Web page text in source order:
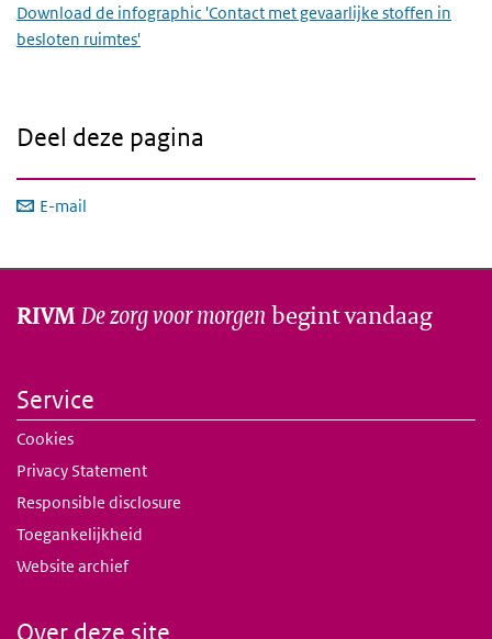
Download de infographic 'Contact met gevaarlijke stoffen in
besloten ruimtes'
Deel deze pagina
E-mail
RIVMDe zorg voor morgen begint vandaag
Service
Cookies
Privacy Statement
Responsible disclosure
Toegankelijkheid
Website archief
Over deze site